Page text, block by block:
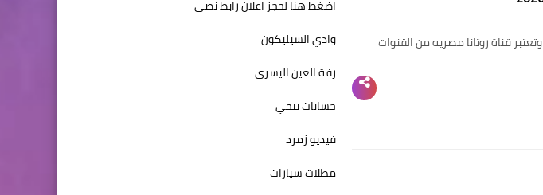
تردد قناة روتانا مصرية على النايل سات 2026 وتعتبر قناة روتانا مصريه من القنوات
اضغط هنا لحجز اعلان رابط نصى
وادي السيليكون
رفة العين اليسرى
حسابات ببجي
فيديو زمرد
مظلات سيارات